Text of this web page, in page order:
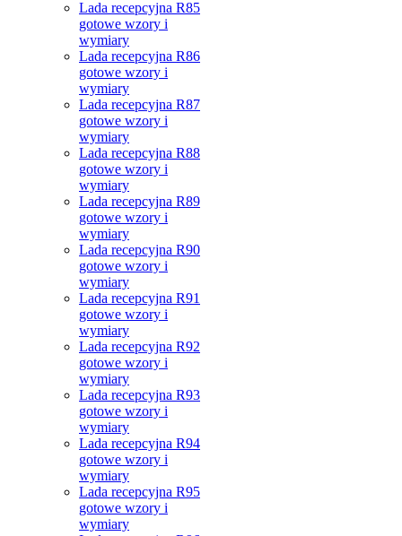
Lada recepcyjna R85
gotowe wzory i
wymiary
Lada recepcyjna R86
gotowe wzory i
wymiary
Lada recepcyjna R87
gotowe wzory i
wymiary
Lada recepcyjna R88
gotowe wzory i
wymiary
Lada recepcyjna R89
gotowe wzory i
wymiary
Lada recepcyjna R90
gotowe wzory i
wymiary
Lada recepcyjna R91
gotowe wzory i
wymiary
Lada recepcyjna R92
gotowe wzory i
wymiary
Lada recepcyjna R93
gotowe wzory i
wymiary
Lada recepcyjna R94
gotowe wzory i
wymiary
Lada recepcyjna R95
gotowe wzory i
wymiary